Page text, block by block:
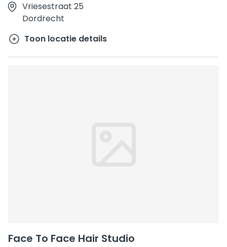
Vriesestraat 25
Dordrecht
Toon locatie details
Face To Face Hair Studio